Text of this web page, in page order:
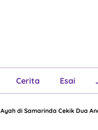
Cerita Esai
Ayah di Samarinda Cekik Dua